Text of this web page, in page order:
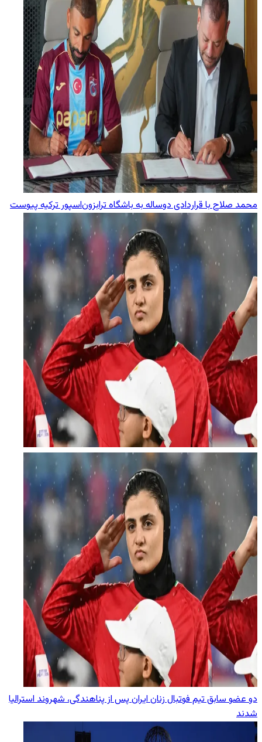
محمد صلاح با قراردادی دوساله به باشگاه ترابزون‌اسپور ترکیه پیوست
دو عضو سابق تیم فوتبال زنان ایران پس از پناهندگی، شهروند استرالیا
شدند